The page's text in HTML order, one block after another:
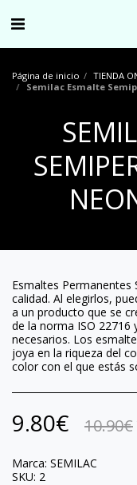
Página de inicio
TIENDA
Semilac Esmalte
Esmaltes Permanentes
calidad. Al elegirlos,
a un producto que se
de la norma ISO 22716
necesarios. Los
joya en la riqueza del
color con el que estás
9.80€ 10.90€
Marca: SEMILAC
SKU: 2